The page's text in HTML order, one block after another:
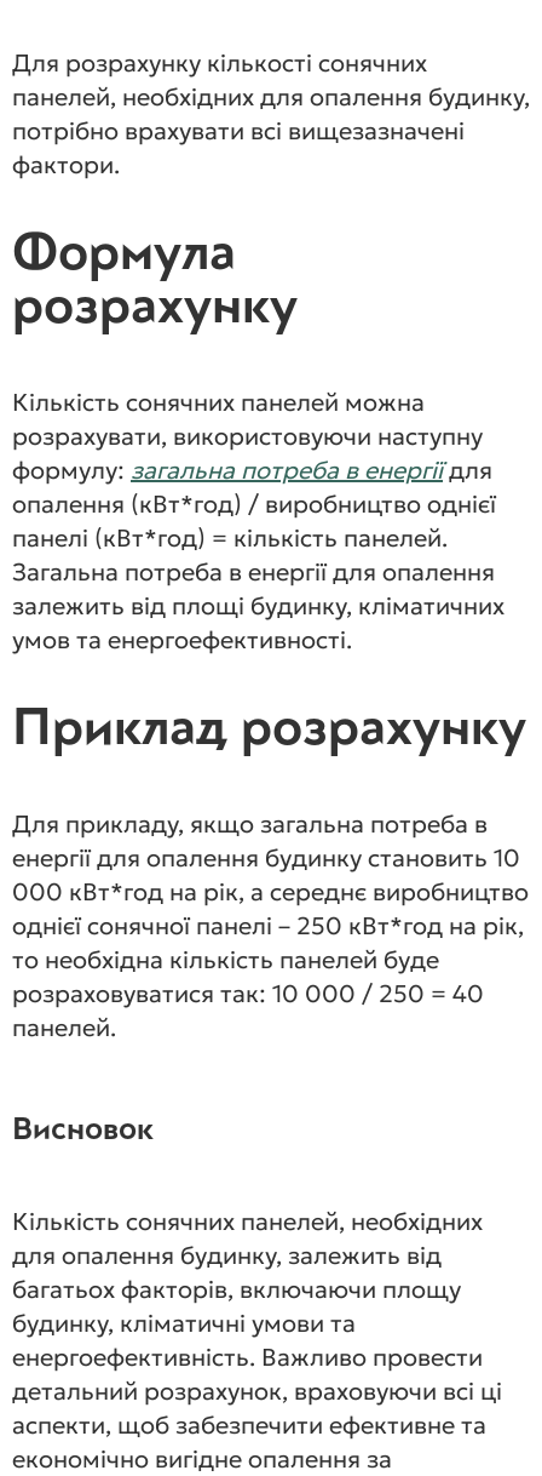
Для розрахунку кількості сонячних
панелей, необхідних для опалення будинку,
потрібно врахувати всі вищезазначені
фактори.
Формула
розрахунку
Кількість сонячних панелей можна
розрахувати, використовуючи наступну
формулу: загальна потреба в енергіїдля
опалення (кВт*год) / виробництво однієї
панелі (кВт*год) = кількість панелей.
Загальна потреба в енергії для опалення
залежить від площі будинку, кліматичних
умов та енергоефективності.
Приклад розрахунку
Для прикладу, якщо загальна потреба в
енергії для опалення будинку становить 10
000 кВт*год на рік, а середнє виробництво
однієї сонячної панелі – 250 кВт*год на рік,
то необхідна кількість панелей буде
розраховуватися так: 10 000 / 250 = 40
панелей.
Висновок
Кількість сонячних панелей, необхідних
для опалення будинку, залежить від
багатьох факторів, включаючи площу
будинку, кліматичні умови та
енергоефективність. Важливо провести
детальний розрахунок, враховуючи всі ці
аспекти, щоб забезпечити ефективне та
економічно вигідне опалення за